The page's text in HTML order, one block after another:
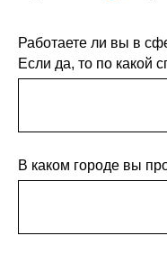
Работаете ли вы в
Если да, то по какой
В каком городе вы